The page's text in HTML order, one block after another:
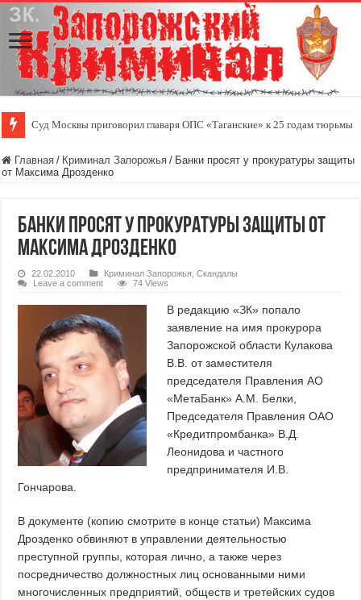
Скутер — удобный индивидуальный городской транспорт
Главная / Криминал Запорожья / Банки просят у прокуратуры защиты
от Максима Дрозденко
Банки просят у прокуратуры защиты от
Максима Дрозденко
22.02.2010 Криминал Запорожья ,Скандалы
Leave a comment
74 Views
В редакцию «ЗК» попало
заявление на имя прокурора
Запорожской области Кулакова
В.В. от заместителя
председателя Правления АО
«МетаБанк» А.М. Белки,
Председателя Правления ОАО
«Кредитпромбанка» В.Д.
Леонидова и частного
предпринимателя И.В.
Гончарова.
В документе (копию смотрите в конце статьи) Максима
Дрозденко обвиняют в управлении деятельностью
преступной группы, которая лично, а также через
посредничество должностных лиц основанными ними
многочисленных предприятий, обществ и третейских судов